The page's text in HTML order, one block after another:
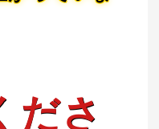
ださ